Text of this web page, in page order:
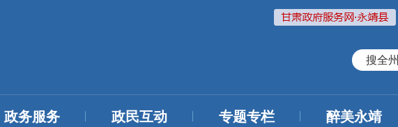
搜全州
政务服务 政民互动 专题专栏 醉美永靖